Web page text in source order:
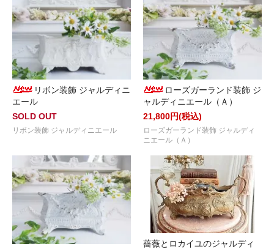
リボン装飾 ジャルディニ
エール
SOLD OUT
リボン装飾 ジャルディニエール
ローズガーランド装飾 ジ
ャルディニエール（Ａ）
21,800円(税込)
ローズガーランド装飾 ジャルディ
ニエール（Ａ）
薔薇とロカイユのジャルディ